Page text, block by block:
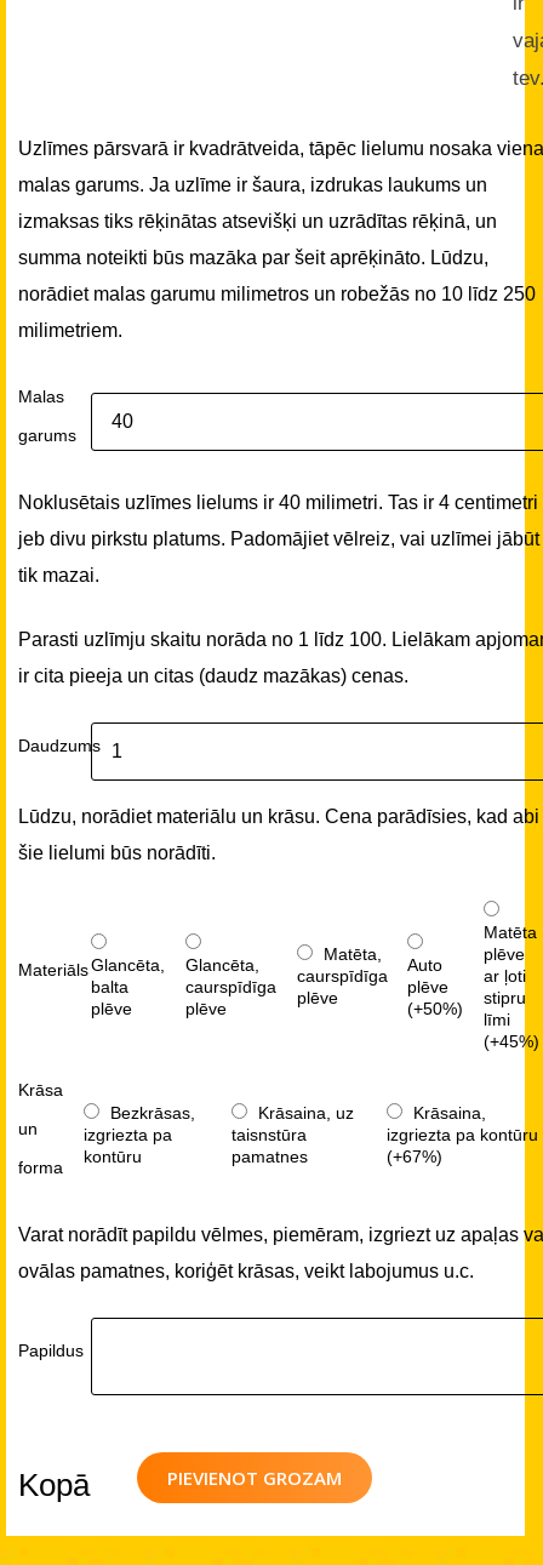
Uzlīmes pārsvarā ir kvadrātveida, tāpēc lielumu nosaka
malas garums. Ja uzlīme ir šaura, izdrukas laukums un
izmaksas tiks rēķinātas atsevišķi un uzrādītas rēķinā, un
summa noteikti būs mazāka par šeit aprēķināto. Lūdzu,
norādiet malas garumu milimetros un robežās no 10 līdz 250
milimetriem.
Malas
garums
Noklusētais uzlīmes lielums ir 40 milimetri. Tas ir 4 centimetri
jeb divu pirkstu platums. Padomājiet vēlreiz, vai uzlīmei jābūt
tik mazai.
Parasti uzlīmju skaitu norāda no 1 līdz 100. Lielākam
ir cita pieeja un citas (daudz mazākas) cenas.
Daudzums
Lūdzu, norādiet materiālu un krāsu. Cena parādīsies, kad abi
šie lielumi būs norādīti.
MateriālsGlancēta,
balta
plēve
Glancēta,
caurspīdīga
plēve
Matēta,
caurspīdīga
plēve
Auto
plēve
(+50%)
Matēta
plēve
ar ļoti
stipru
līmi
(+45%)
Krāsa
un
forma
Bezkrāsas,
izgriezta pa
kontūru
Krāsaina, uz
taisnstūra
pamatnes
Krāsaina,
izgriezta pa kontūru
(+67%)
Varat norādīt papildu vēlmes, piemēram, izgriezt uz apaļas
ovālas pamatnes, koriģēt krāsas, veikt labojumus u.c.
Papildus
PIEVIENOT GROZAM
Kopā